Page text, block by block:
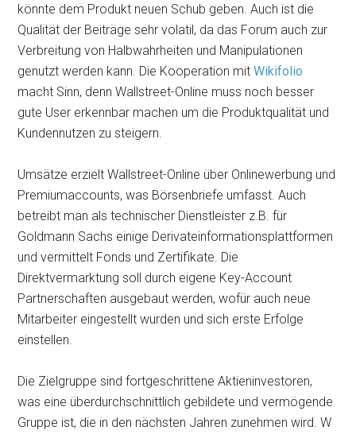
könnte dem Produkt neuen Schub geben. Auch ist die
Qualität der Beiträge sehr volatil, da das Forum auch zur
Verbreitung von Halbwahrheiten und Manipulationen
genutzt werden kann. Die Kooperation mitWikifolio
macht Sinn, denn Wallstreet-Online muss noch besser
gute User erkennbar machen um die Produktqualität und
Kundennutzen zu steigern.
Umsätze erzielt Wallstreet-Online über Onlinewerbung und
Premiumaccounts, was Börsenbriefe umfasst. Auch
betreibt man als technischer Dienstleister z.B. für
Goldmann Sachs einige Derivateinformationsplattformen
und vermittelt Fonds und Zertifikate. Die
Direktvermarktung soll durch eigene Key-Account
Partnerschaften ausgebaut werden, wofür auch neue
Mitarbeiter eingestellt wurden und sich erste Erfolge
einstellen.
Die Zielgruppe sind fortgeschrittene Aktieninvestoren,
was eine überdurchschnittlich gebildete und vermögende
Gruppe ist, die in den nächsten Jahren zunehmen wird. W